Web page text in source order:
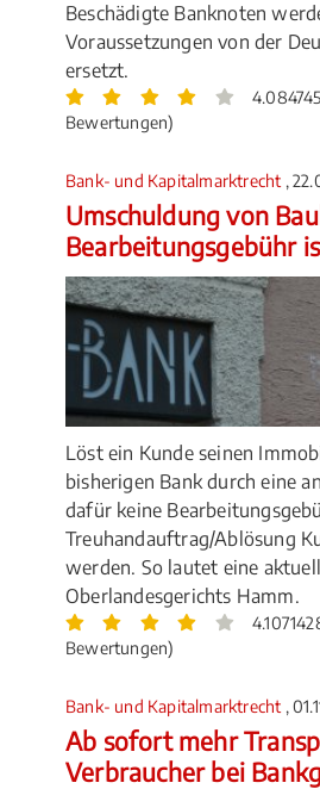
Beschädigte Banknoten
Voraussetzungen von der
ersetzt.
Bewertungen)
Bank- und Kapitalmarktrecht ,
Umschuldung von
Bearbeitungsgebühr
Löst ein Kunde seinen
bisherigen Bank durch eine
dafür keine
Treuhandauftrag/Ablösung
werden. So lautet eine
Oberlandesgerichts Hamm.
Bewertungen)
Bank- und Kapitalmarktrecht ,
Ab sofort mehr
Verbraucher bei